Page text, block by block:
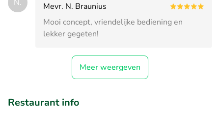
N.
Mevr. N. Braunius
Mooi concept, vriendelijke bediening en
lekker gegeten!
Meer weergeven
Restaurant info